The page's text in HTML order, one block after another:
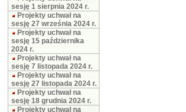
sesję 1 sierpnia 2024 r.
Projekty uchwał na
sesję 27 września 2024 r.
Projekty uchwał na
sesję 15 października
2024 r.
Projekty uchwał na
sesję 7 listopada 2024 r.
Projekty uchwał na
sesję 27 listopada 2024 r.
Projekty uchwał na
sesję 18 grudnia 2024 r.
Projekty uchwał na